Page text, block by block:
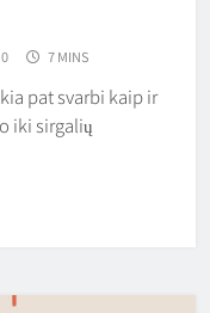
0 7 MINS
pat svarbi kaip ir
iki sirgalių